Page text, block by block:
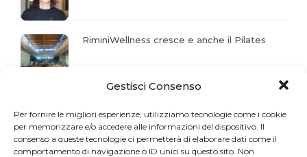
Gestisci Consenso
Per fornire le migliori esperienze, utilizziamo tecnologie come i cookie
per memorizzare e/o accedere alle informazioni del dispositivo. Il
consenso a queste tecnologie ci permetterà di elaborare dati come il
comportamento di navigazione o ID unici su questo sito. Non
RiminiWellness cresce e anche il Pilates